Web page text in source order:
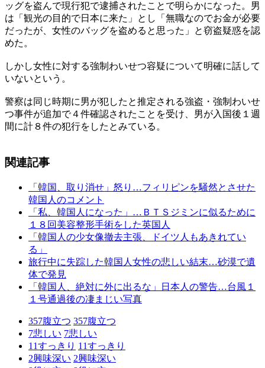
ッグを盗んで現行犯で逮捕されたことで明らかになった。男
は「観光の目的で日本に来た」とし「無職なのでお金が必要
だったが、女性のバッグを盗めると思った」と窃盗疑惑を認
めた。
しかし女性に対する強制わいせつ容疑について明確に話して
いないという。
警察は同じ時期に男が犯したと推定される強盗・強制わいせ
つ事件が追加で４件確認されたことを受け、男が入国後１週
間に計８件の犯行をしたとみている。
関連記事
「韓国、取り消せ」怒り…フィリピンを騒然とさせた
韓国人のコメント
「私、韓国人になった」…ＢＴＳジミンに似るために
１８回美容整形手術をした英国人
「韓国人の少女像撤去主張、ドイツ人もあきれてい
る」
旅行中に失踪した韓国人女性の悲しい結末…砂漠で遺
体で発見
「韓国人、絶対に外に出るな」日本人の警告…台風１
１号通過後の凄まじい写真
357腹立つ 357腹立つ
7悲しい 7悲しい
11すっきり 11すっきり
2興味深い 2興味深い